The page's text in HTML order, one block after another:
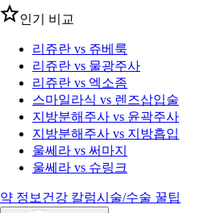
인기 비교
리쥬란 vs 쥬베룩
리쥬란 vs 물광주사
리쥬란 vs 엑소좀
스마일라식 vs 렌즈삽입술
지방분해주사 vs 윤곽주사
지방분해주사 vs 지방흡입
울쎄라 vs 써마지
울쎄라 vs 슈링크
약 정보 건강 칼럼시술/수술 꿀팁